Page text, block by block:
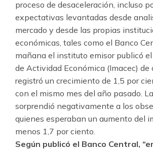
proceso de desaceleración, incluso
expectativas levantadas desde
mercado y desde las propias
económicas, tales como el Banco
mañana el instituto emisor publicó
de Actividad Económica (Imacec) de
registró un crecimiento de 1,5 por
con el mismo mes del año pasado.
sorprendió negativamente a los
quienes esperaban un aumento del
menos 1,7 por ciento.
Según publicó el Banco Central,